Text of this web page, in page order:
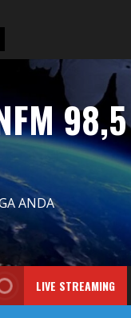
98,5
ANDA
LIVE STREAMING